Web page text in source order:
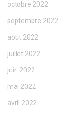
octobre 2022
septembre 2022
août 2022
juillet 2022
juin 2022
mai 2022
avril 2022